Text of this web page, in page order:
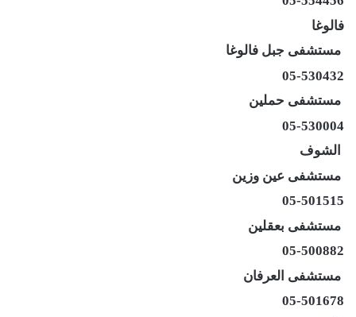
فالوغا
مستشفى جبل فالوغا
05-530432
مستشفى حملين
05-530004
الشوف
مستشفى عين وزين
05-501515
مستشفى بعقلين
05-500882
مستشفى العرفان
05-501678